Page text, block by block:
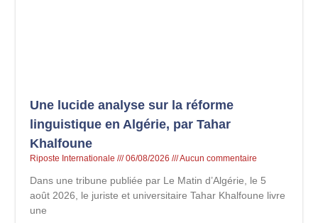
Une lucide analyse sur la réforme
linguistique en Algérie, par Tahar
Khalfoune
Riposte Internationale 06/08/2026 Aucun commentaire
Dans une tribune publiée par Le Matin d’Algérie, le 5
août 2026, le juriste et universitaire Tahar Khalfoune livre
une